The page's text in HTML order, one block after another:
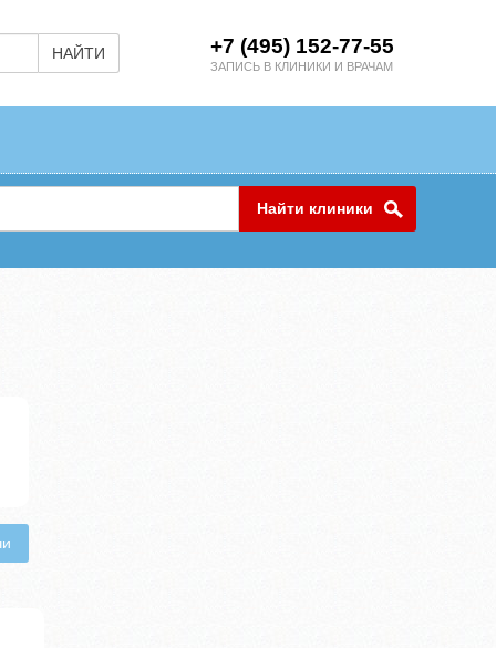
НАЙТИ +7 (495) 152-77-55
ЗАПИСЬ В КЛИНИКИ И ВРАЧАМ
Найти клиники